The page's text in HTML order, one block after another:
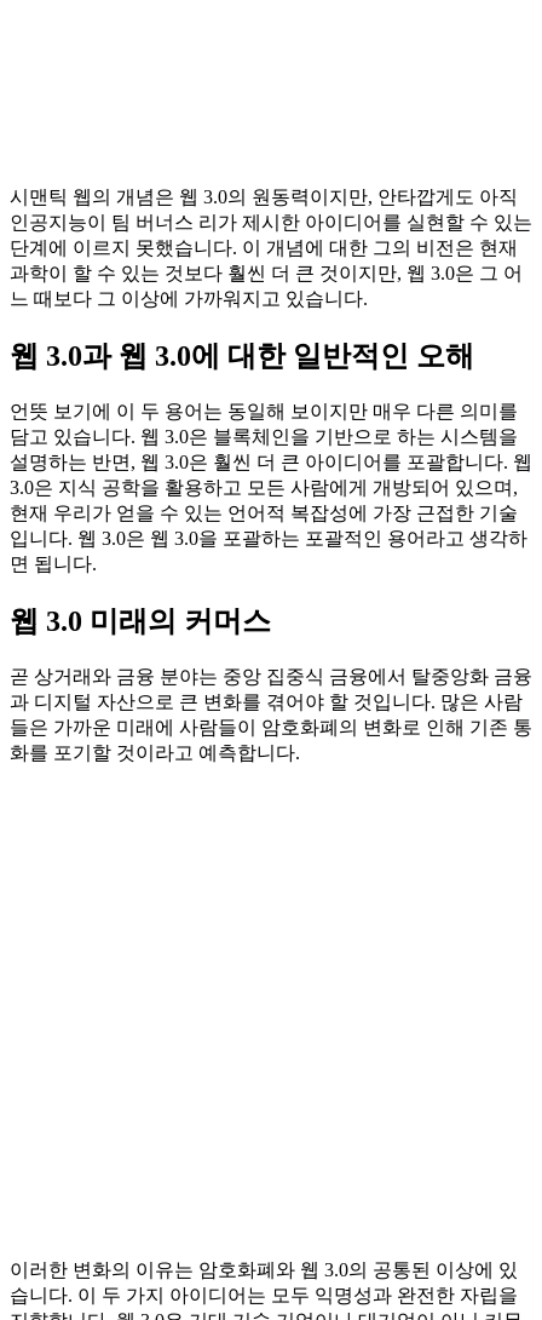
시맨틱 웹의 개념은 웹 3.0의 원동력이지만, 안타깝게도 아직
인공지능이 팀 버너스 리가 제시한 아이디어를 실현할 수 있는
단계에 이르지 못했습니다. 이 개념에 대한 그의 비전은 현재
과학이 할 수 있는 것보다 훨씬 더 큰 것이지만, 웹 3.0은 그 어
느 때보다 그 이상에 가까워지고 있습니다.
웹 3.0과 웹 3.0에 대한 일반적인 오해
언뜻 보기에 이 두 용어는 동일해 보이지만 매우 다른 의미를
담고 있습니다. 웹 3.0은 블록체인을 기반으로 하는 시스템을
설명하는 반면, 웹 3.0은 훨씬 더 큰 아이디어를 포괄합니다. 웹
3.0은 지식 공학을 활용하고 모든 사람에게 개방되어 있으며,
현재 우리가 얻을 수 있는 언어적 복잡성에 가장 근접한 기술
입니다. 웹 3.0은 웹 3.0을 포괄하는 포괄적인 용어라고 생각하
면 됩니다.
웹 3.0 미래의 커머스
곧 상거래와 금융 분야는 중앙 집중식 금융에서 탈중앙화 금융
과 디지털 자산으로 큰 변화를 겪어야 할 것입니다. 많은 사람
들은 가까운 미래에 사람들이 암호화폐의 변화로 인해 기존 통
화를 포기할 것이라고 예측합니다.
이러한 변화의 이유는 암호화폐와 웹 3.0의 공통된 이상에 있
습니다. 이 두 가지 아이디어는 모두 익명성과 완전한 자립을